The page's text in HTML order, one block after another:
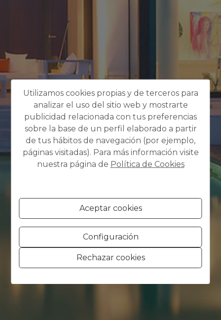
Utilizamos cookies propias y de terceros para
analizar el uso del sitio web y mostrarte
publicidad relacionada con tus preferencias
sobre la base de un perfil elaborado a partir
de tus hábitos de navegación (por ejemplo,
páginas visitadas). Para más información visite
nuestra página de Política de Cookies
Aceptar cookies
Configuración
Rechazar cookies